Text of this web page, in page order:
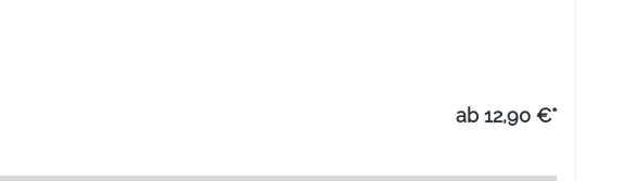
ab 12,90 €*